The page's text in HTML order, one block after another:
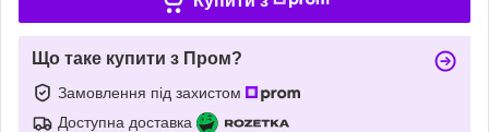
Що таке купити з Пром?
Замовлення під захистом
Доступна доставка